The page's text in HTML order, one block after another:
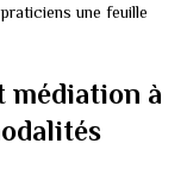
une feuille
médiation à